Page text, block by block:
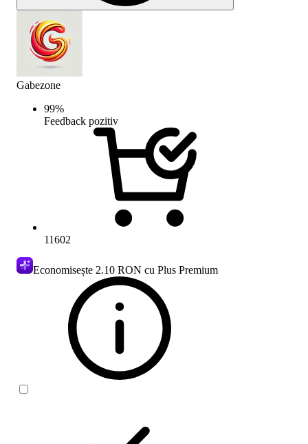
Gabezone
99%
Feedback pozitiv
11602
Economisește 2.10 RON cu Plus Premium